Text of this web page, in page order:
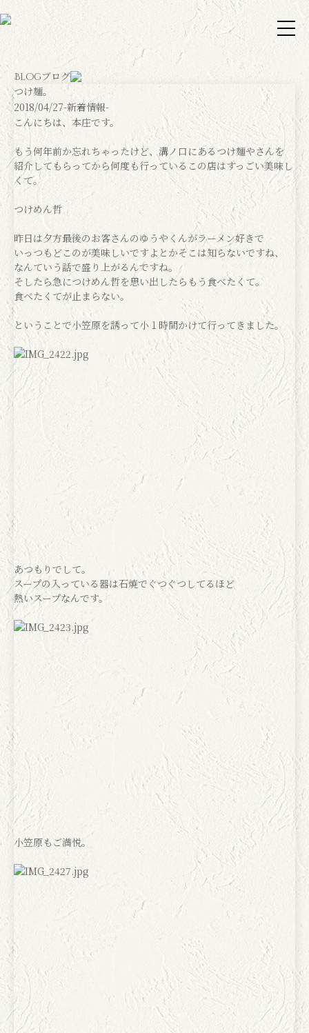
Blogブログ
つけ麺。
2018/04/27-新着情報-
こんにちは、本庄です。
もう何年前か忘れちゃったけど、溝ノ口にあるつけ麺やさんを
紹介してもらってから何度も行っているこの店はすっごい美味し
くて。
つけめん哲
昨日は夕方最後のお客さんのゆうやくんがラーメン好きで
いっつもどこのが美味しいですよとかそこは知らないですね、
なんていう話で盛り上がるんですね。
そしたら急につけめん哲を思い出したらもう食べたくて。
食べたくてが止まらない。
ということで小笠原を誘って小１時間かけて行ってきました。
あつもりでして。
スープの入っている器は石焼でぐつぐつしてるほど
熱いスープなんです。
小笠原もご満悦。